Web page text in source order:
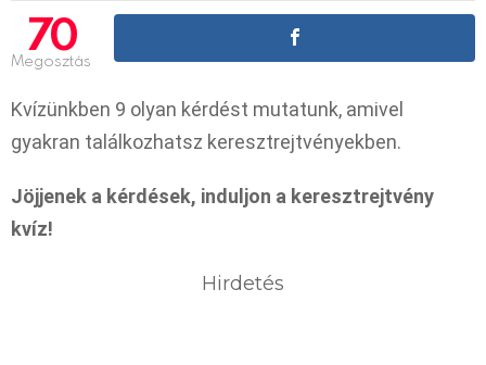
70
Megosztás
Kvízünkben 9 olyan kérdést mutatunk, amivel
gyakran találkozhatsz keresztrejtvényekben.
Jöjjenek a kérdések, induljon a keresztrejtvény
kvíz!
Hirdetés